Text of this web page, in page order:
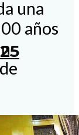
una
años